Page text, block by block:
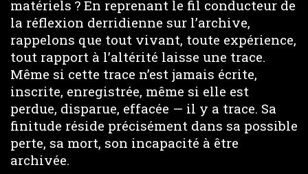
matériels ? En reprenant le fil conducteur de
la réflexion derridienne sur l’archive,
rappelons que tout vivant, toute expérience,
tout rapport à l’altérité laisse une trace.
Même si cette trace n’est jamais écrite,
inscrite, enregistrée, même si elle est
perdue, disparue, effacée — il y a trace. Sa
finitude réside précisément dans sa possible
perte, sa mort, son incapacité à être
archivée.